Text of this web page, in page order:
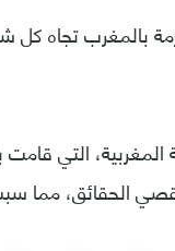
بالمغرب
المغربية، التي
الحقائق، مما